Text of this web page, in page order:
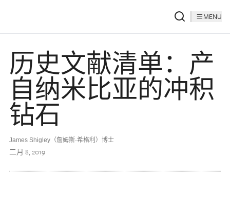
MENU
历史文献清单：产
自纳米比亚的冲积
钻石
James Shigley（詹姆斯·希格利）博士
二月 8, 2019